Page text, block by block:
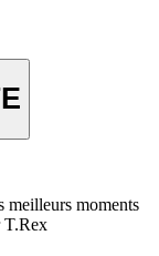
moments
T.Rex